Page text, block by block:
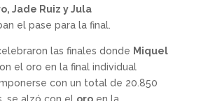
Jade Ruiz y Jula
el pase para la final.
las finales donde Miquel
el oro en la final individual
con un total de 20.850